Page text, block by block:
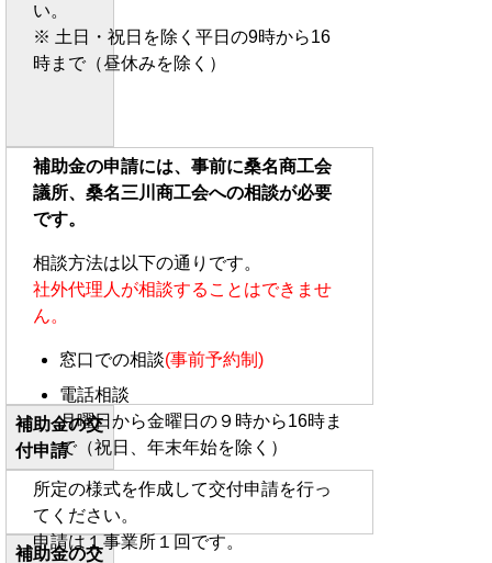
い。
※ 土日・祝日を除く平日の9時から16
時まで（昼休みを除く）
補助金の申請には、事前に桑名商工会
議所、桑名三川商工会への相談が必要
です。
相談方法は以下の通りです。
社外代理人が相談することはできませ
ん。
窓口での相談(事前予約制)
電話相談
月曜日から金曜日の９時から16時ま
で（祝日、年末年始を除く）
補助金の交
付申請
所定の様式を作成して交付申請を行っ
てください。
申請は１事業所１回です。
補助金の交